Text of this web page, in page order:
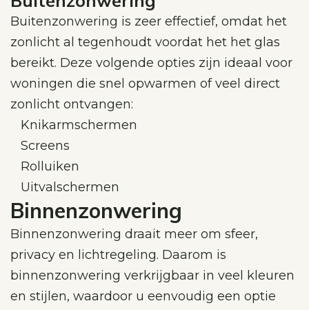
Buitenzonwering is zeer effectief, omdat het
zonlicht al tegenhoudt voordat het het glas
bereikt. Deze volgende opties zijn ideaal voor
woningen die snel opwarmen of veel direct
zonlicht ontvangen:
Knikarmschermen
Screens
Rolluiken
Uitvalschermen
Binnenzonwering
Binnenzonwering draait meer om sfeer,
privacy en lichtregeling. Daarom is
binnenzonwering verkrijgbaar in veel kleuren
en stijlen, waardoor u eenvoudig een optie